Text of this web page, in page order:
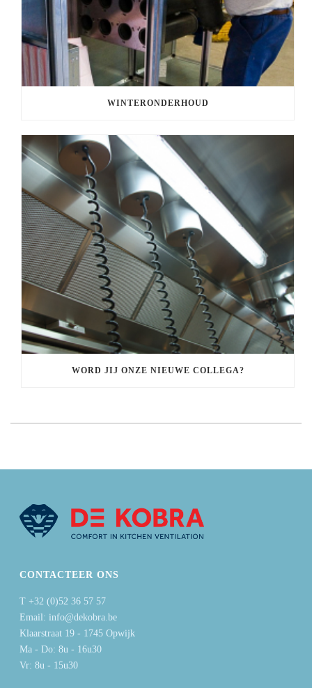
WINTERONDERHOUD
WORD JIJ ONZE NIEUWE COLLEGA?
CONTACTEER ONS
T +32 (0)52 36 57 57
Email: info@dekobra.be
Klaarstraat 19 - 1745 Opwijk
Ma - Do: 8u - 16u30
Vr: 8u - 15u30